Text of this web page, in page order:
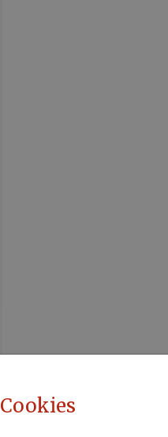
Cookies